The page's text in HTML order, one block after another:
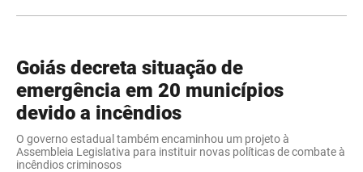
Goiás decreta situação de
emergência em 20 municípios
devido a incêndios
O governo estadual também encaminhou um projeto à
Assembleia Legislativa para instituir novas políticas de combate à
incêndios criminosos